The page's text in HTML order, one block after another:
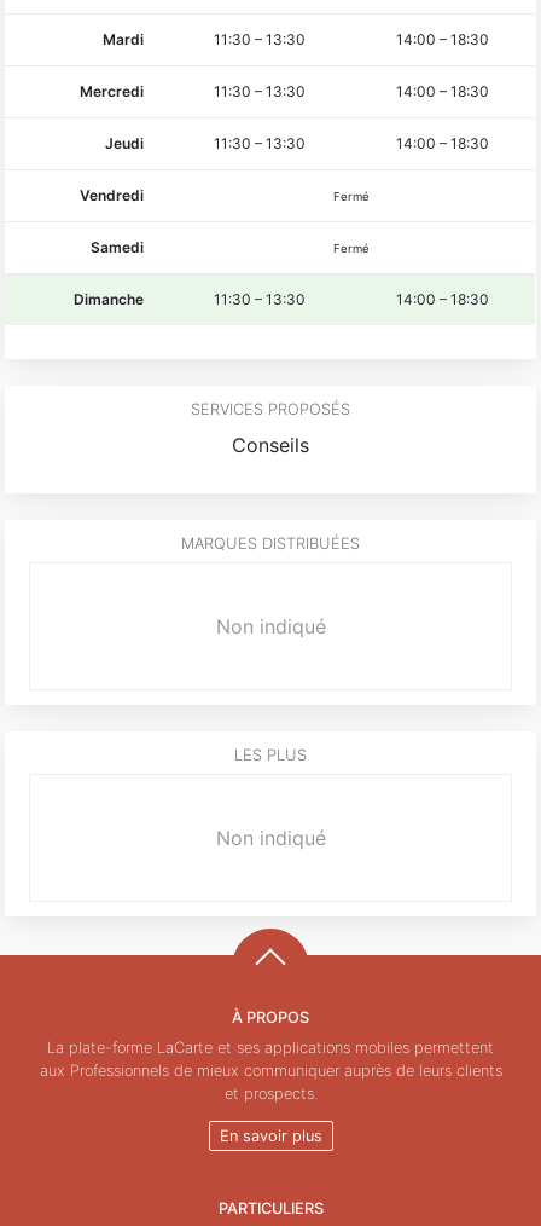
Mardi 11:30 – 13:30 14:00 –18:30
Mercredi 11:30 – 13:30 14:00 –18:30
Jeudi 11:30 – 13:30 14:00 –18:30
Vendredi Fermé
Samedi Fermé
Dimanche 11:30 – 13:30 14:00 –18:30
SERVICES PROPOSÉS
Conseils
MARQUES DISTRIBUÉES
Non indiqué
LES PLUS
Non indiqué
À PROPOS
La plate-forme LaCarte et ses applications mobiles permettent
aux Professionnels de mieux communiquer auprès de leurs clients
et prospects.
En savoir plus
PARTICULIERS